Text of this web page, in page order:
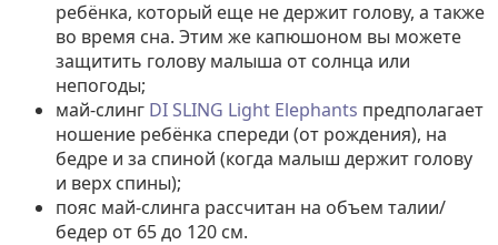
ребёнка, который еще не держит голову, а также
во время сна. Этим же капюшоном вы можете
защитить голову малыша от солнца или
непогоды;
май-слинг DI SLING Light Elephants предполагает
ношение ребёнка спереди (от рождения), на
бедре и за спиной (когда малыш держит голову
и верх спины);
пояс май-слинга рассчитан на объем талии/
бедер от 65 до 120 см.